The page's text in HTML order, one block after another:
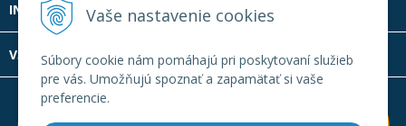
Vaše nastavenie cookies
Súbory cookie nám pomáhajú pri poskytovaní služieb
pre vás. Umožňujú spoznať a zapamätať si vaše
preferencie.
INFOLINKA
VŠETKO O NÁKUPE